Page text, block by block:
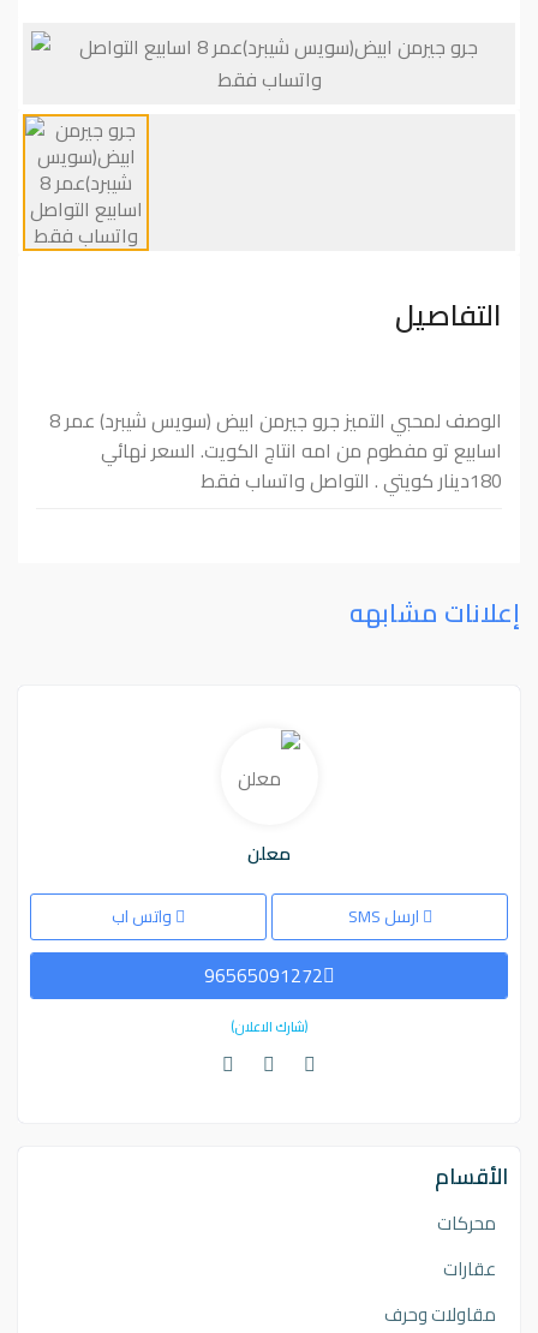
التفاصيل
الوصف لمحبي التميز جرو جيرمن ابيض (سويس شيبرد) عمر 8
اسابيع تو مفطوم من امه انتاج الكويت. السعر نهائي
180دينار كويتي . التواصل واتساب فقط
إعلانات مشابهه
معلن
ارسل SMS واتس اب
96565091272
(شارك الاعلان)
الأقسام
محركات
عقارات
مقاولات وحرف